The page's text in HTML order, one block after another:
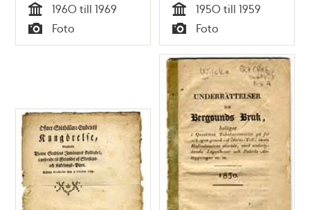
Tid
1960 till 1969
Typ
Foto Tid
1950 till 1959
Typ
Foto